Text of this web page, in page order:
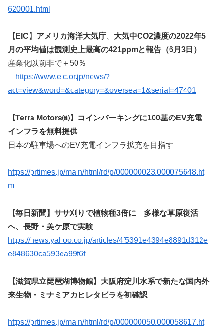
620001.html
【EIC】アメリカ海洋大気庁、大気中CO2濃度の2022年5
月の平均値は観測史上最高の421ppmと報告（6月3日）
産業化以前非で＋50％
https://www.eic.or.jp/news/?
act=view&word=&category=&oversea=1&serial=47401
【Terra Motors㈱】コインパーキングに100基のEV充電
インフラを無料提供
日本の駐車場へのEV充電インフラ拡充を目指す
https://prtimes.jp/main/html/rd/p/000000023.000075648.ht
ml
【毎日新聞】ササ刈りで植物種3倍に 多様な草原復活
へ、長野・美ケ原で実験
https://news.yahoo.co.jp/articles/4f5391e4394e8891d312e
e848630ca593ea99f6f
【滋賀県立琵琶湖博物館】大阪府淀川水系で新たな国内外
来生物・ミナミアカヒレタビラを初確認
https://prtimes.jp/main/html/rd/p/000000050.000058617.ht